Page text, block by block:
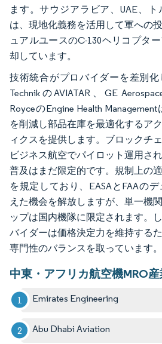
ます。サウジアラビア、UAE、
は、現地化義務を活用して軍への
ュアルユースのC-130ヘリコプタ
却しています。
技術統合がプロバイダーを差別化
TechnikのAVIATAR、GE
RoyceのEngine Health
を削減し部品在庫を最適化するア
ィクスを提供します。ブロックチ
ビジネス航空でパイロット運用さ
普及はまだ限定的です。規制上の
を規定しており、EASAとFAAの
えた機会を解放しますが、単一機
ップは国内機隊に限定されます。
バイダーは価格決定力を維持する
専門性のバランスを取っています。
中東・アフリカ航空機MRO
Emirates Engineering
Abu Dhabi Aviation